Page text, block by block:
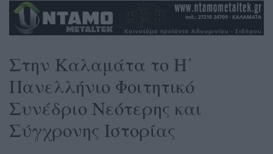
Στην Καλαμάτα το Η΄
Πανελλήνιο Φοιτητικό
Συνέδριο Νεότερης και
Σύγχρονης Ιστορίας